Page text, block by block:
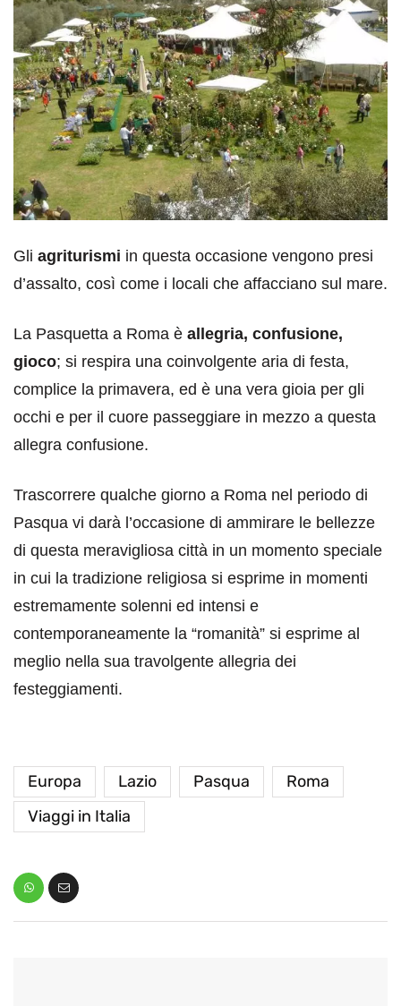
Gli agriturismi in questa occasione vengono presi
d’assalto, così come i locali che affacciano sul mare.
La Pasquetta a Roma è allegria, confusione,
gioco; si respira una coinvolgente aria di festa,
complice la primavera, ed è una vera gioia per gli
occhi e per il cuore passeggiare in mezzo a questa
allegra confusione.
Trascorrere qualche giorno a Roma nel periodo di
Pasqua vi darà l’occasione di ammirare le bellezze
di questa meravigliosa città in un momento speciale
in cui la tradizione religiosa si esprime in momenti
estremamente solenni ed intensi e
contemporaneamente la “romanità” si esprime al
meglio nella sua travolgente allegria dei
festeggiamenti.
Europa Lazio Pasqua
Roma
Viaggi in Italia